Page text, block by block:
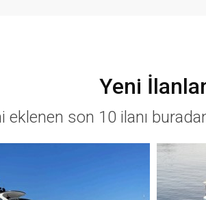
Yeni
eklenen son 10 ilanı